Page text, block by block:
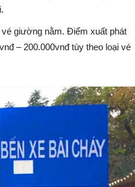
vé giường nằm. Điểm xuất phát
– 200.000vnđ tùy theo loại vé